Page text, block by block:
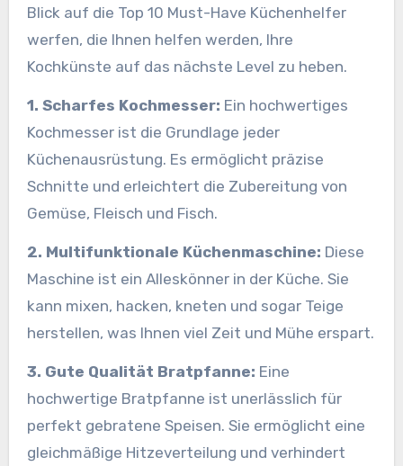
Blick auf die Top 10 Must-Have Küchenhelfer
werfen, die Ihnen helfen werden, Ihre
Kochkünste auf das nächste Level zu heben.
1. Scharfes Kochmesser: Ein hochwertiges
Kochmesser ist die Grundlage jeder
Küchenausrüstung. Es ermöglicht präzise
Schnitte und erleichtert die Zubereitung von
Gemüse, Fleisch und Fisch.
2. Multifunktionale Küchenmaschine: Diese
Maschine ist ein Alleskönner in der Küche. Sie
kann mixen, hacken, kneten und sogar Teige
herstellen, was Ihnen viel Zeit und Mühe erspart.
3. Gute Qualität Bratpfanne: Eine
hochwertige Bratpfanne ist unerlässlich für
perfekt gebratene Speisen. Sie ermöglicht eine
gleichmäßige Hitzeverteilung und verhindert